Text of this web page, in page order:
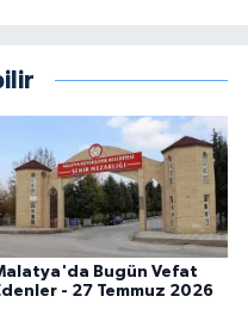
Bugün Vefat
- 27 Temmuz 2026